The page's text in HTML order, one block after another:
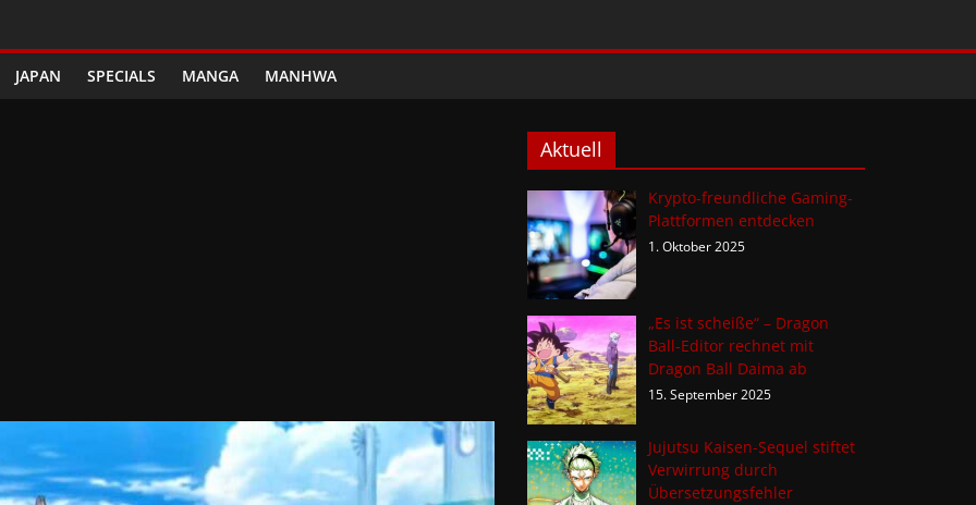
JAPAN SPECIALS MANGA MANHWA
Aktuell
Krypto-freundliche Gaming-
Plattformen entdecken
1. Oktober 2025
„Es ist scheiße“ – Dragon
Ball-Editor rechnet mit
Dragon Ball Daima ab
15. September 2025
Jujutsu Kaisen-Sequel stiftet
Verwirrung durch
Übersetzungsfehler